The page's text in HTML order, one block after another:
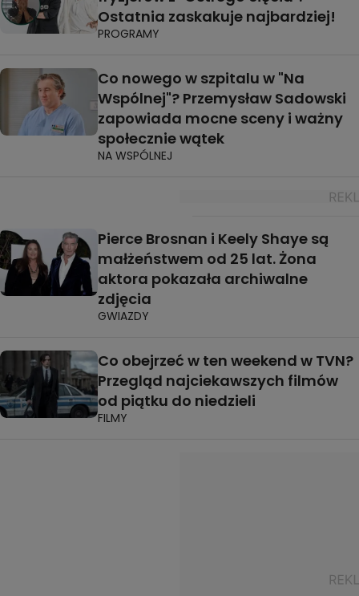
Ostatnia zaskakuje najbardziej!
PROGRAMY
Co nowego w szpitalu w "Na
Wspólnej"? Przemysław Sadowski
zapowiada mocne sceny i ważny
społecznie wątek
NA WSPÓLNEJ
Pierce Brosnan i Keely Shaye są
małżeństwem od 25 lat. Żona
aktora pokazała archiwalne
zdjęcia
GWIAZDY
Co obejrzeć w ten weekend w TVN?
Przegląd najciekawszych filmów
od piątku do niedzieli
FILMY